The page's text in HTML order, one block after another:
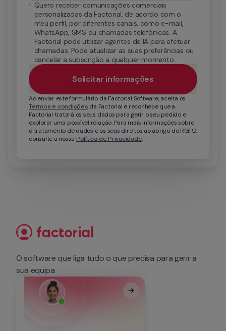
Quero receber comunicações comerciais
personalizadas da Factorial, de acordo com o
meu perfil, por diferentes canais, como e-mail,
WhatsApp, SMS ou chamadas telefónicas. A
Factorial pode utilizar agentes de IA para efetuar
chamadas. Pode atualizar as suas preferências ou
cancelar a subscrição a qualquer momento.
Termos e condições da Factorial e reconhece que a
Factorial tratará os seus dados para gerir o seu pedido e
explorar uma possível relação. Para mais informações sobre
o tratamento de dados e os seus direitos ao abrigo do RGPD,
consulte a nossa Política de Privacidade.
Solicitar informações
O software que liga tudo o que precisa para gerir a
sua equipa